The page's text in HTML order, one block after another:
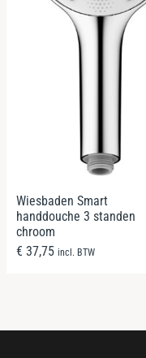
Wiesbaden Smart
handdouche 3 standen
chroom
€ 37,75 incl. BTW